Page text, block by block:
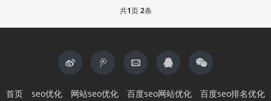
共1页2条
首页 seo优化 网站seo优化 百度seo网站优化
百度seo排名优化